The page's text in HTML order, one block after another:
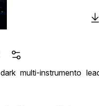
dark multi-instrumento